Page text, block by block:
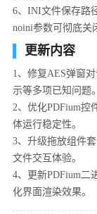
6、INI文件保存路
noini参数可彻底关
更新内容
1、修复AES弹窗
示等多项已知问题。
2、优化PDFium控
体运行稳定性。
3、升级拖放组件
文件交互体验。
4、更新PDFium二
化界面渲染效果。